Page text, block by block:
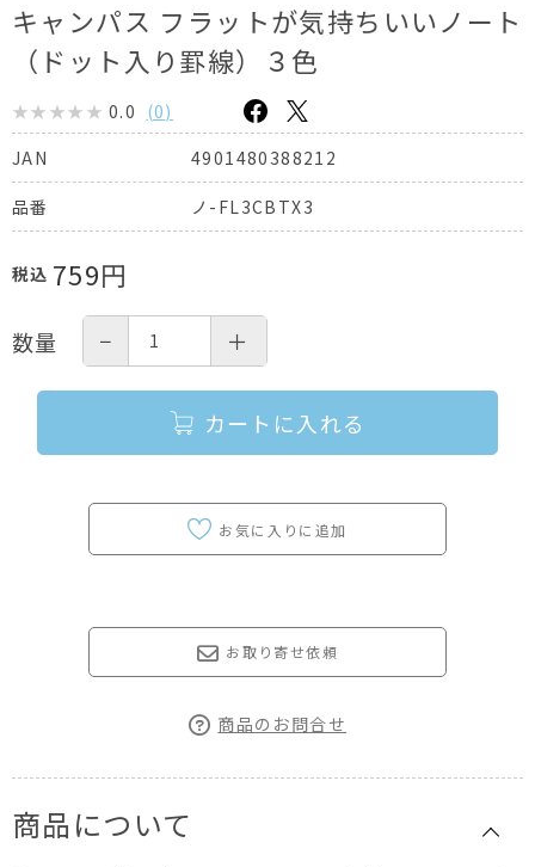
キャンパス フラットが気持ちいいノート
（ドット入り罫線）３色
0.0 (0)
JAN
4901480388212
品番 ノ-FL3CBTX3
税込 759円
数量 − ＋
カートに入れる
お取り寄せ依頼
商品のお問合せ
商品について